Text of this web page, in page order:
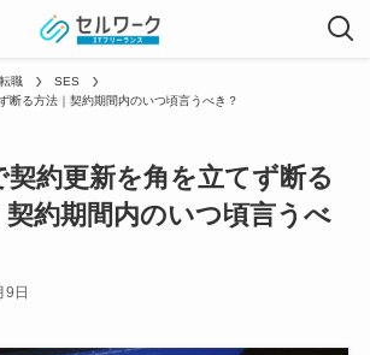
転職
SES
断る方法｜契約期間内のいつ頃言うべき？
契約更新を角を立てず断る
契約期間内のいつ頃言うべ
9日